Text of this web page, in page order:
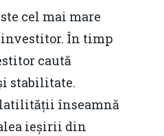
cel mai mare
În timp
caută
stabilitate.
înseamnă
ieșirii din